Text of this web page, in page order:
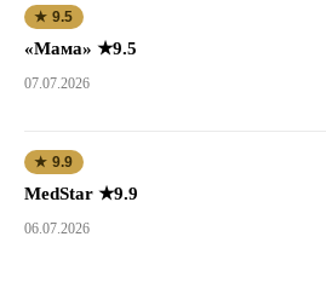
★ 9.5
«Мама» ★9.5
07.07.2026
★ 9.9
MedStar ★9.9
06.07.2026